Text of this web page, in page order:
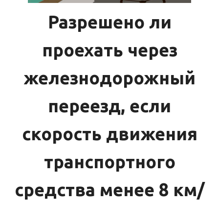
Разрешено ли
проехать через
железнодорожный
переезд, если
скорость движения
транспортного
средства менее 8 км/